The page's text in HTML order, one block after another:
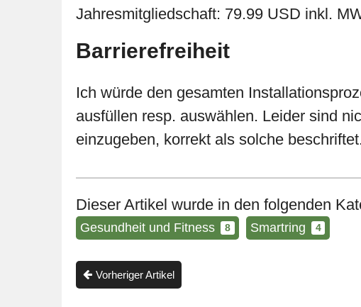
Jahresmitgliedschaft: 79.99 USD inkl.
Barrierefreiheit
Ich würde den gesamten
ausfüllen resp. auswählen. Leider sind
einzugeben, korrekt als solche
Dieser Artikel wurde in den folgenden
Gesundheit und Fitness 8 Smartring 4
Vorheriger Artikel